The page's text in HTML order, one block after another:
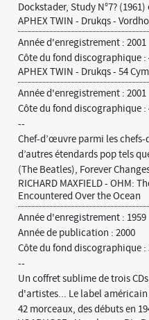
Dockstader, Study N°7?
APHEX TWIN - Drukqs -
Année d'enregistrement : 2001
Côte du fond discographique :
APHEX TWIN - Drukqs - 54
Année d'enregistrement : 2001
Côte du fond discographique :
--
Chef-d’œuvre parmi les
d’autres étendards pop tels
(The Beatles), Forever
RICHARD MAXFIELD - OHM:
Encountered Over the Ocean
Année d'enregistrement : 1959
Année de publication : 2000
Côte du fond discographique :
--
Un coffret sublime de trois
d'artistes... Le label
42 morceaux, des débuts en